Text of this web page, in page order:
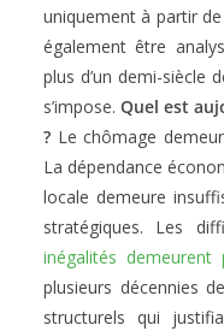
uniquement à partir
également être
plus d’un demi-siècle
s’impose. Quel est
? Le chômage
La dépendance
locale demeure
stratégiques. Les
inégalités demeurent
plusieurs décennies
structurels qui